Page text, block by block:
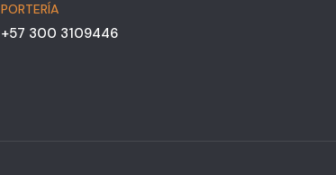
PORTERÍA
+57 300 3109446